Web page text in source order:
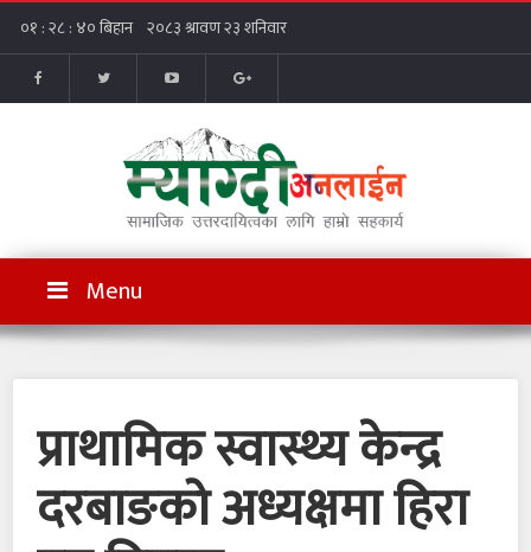
Menu
प्राथामिक स्वास्थ्य केन्द्र
दरबाङको अध्यक्षमा हिरा